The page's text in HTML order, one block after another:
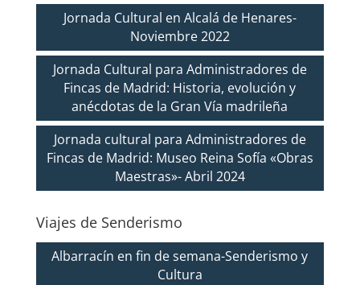
Jornada Cultural en Alcalá de Henares-
Noviembre 2022
Jornada Cultural para Administradores de
Fincas de Madrid: Historia, evolución y
anécdotas de la Gran Vía madrileña
Jornada cultural para Administradores de
Fincas de Madrid: Museo Reina Sofía «Obras
Maestras»- Abril 2024
Viajes de Senderismo
Albarracín en fin de semana-Senderismo y
Cultura